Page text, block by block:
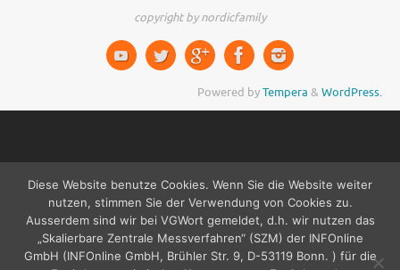
copyright by nordicfamily
Powered byTempera & WordPress.
Diese Website benutze Cookies. Wenn Sie die Website weiter
nutzen, stimmen Sie der Verwendung von Cookies zu.
Ausserdem sind wir bei VGWort gemeldet, d.h. wir nutzen das
„Skalierbare Zentrale Messverfahren“ (SZM) der INFOnline
GmbH (INFOnline GmbH, Brühler Str. 9, D-53119 Bonn. ) für die